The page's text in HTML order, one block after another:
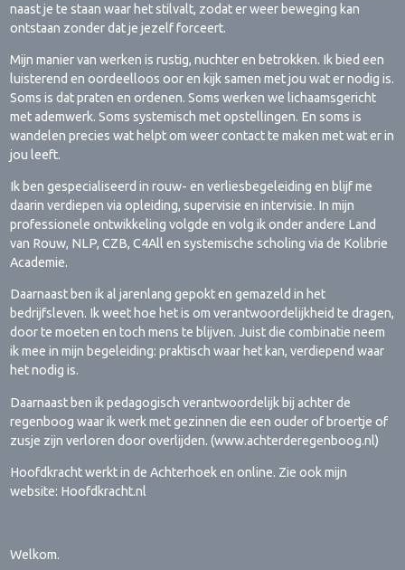
naast je te staan waar het stilvalt, zodat er weer beweging kan
ontstaan zonder dat je jezelf forceert.
Mijn manier van werken is rustig, nuchter en betrokken. Ik bied een
luisterend en oordeelloos oor en kijk samen met jou wat er nodig is.
Soms is dat praten en ordenen. Soms werken we lichaamsgericht
met ademwerk. Soms systemisch met opstellingen. En soms is
wandelen precies wat helpt om weer contact te maken met wat er in
jou leeft.
Ik ben gespecialiseerd in rouw- en verliesbegeleiding en blijf me
daarin verdiepen via opleiding, supervisie en intervisie. In mijn
professionele ontwikkeling volgde en volg ik onder andere Land
van Rouw, NLP, CZB, C4All en systemische scholing via de Kolibrie
Academie.
Daarnaast ben ik al jarenlang gepokt en gemazeld in het
bedrijfsleven. Ik weet hoe het is om verantwoordelijkheid te dragen,
door te moeten en toch mens te blijven. Juist die combinatie neem
ik mee in mijn begeleiding: praktisch waar het kan, verdiepend waar
het nodig is.
Daarnaast ben ik pedagogisch verantwoordelijk bij achter de
regenboog waar ik werk met gezinnen die een ouder of broertje of
zusje zijn verloren door overlijden. (www.achterderegenboog.nl)
Hoofdkracht werkt in de Achterhoek en online. Zie ook mijn
website: Hoofdkracht.nl
Welkom.